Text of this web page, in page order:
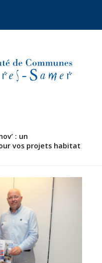
: un
vos projets habitat